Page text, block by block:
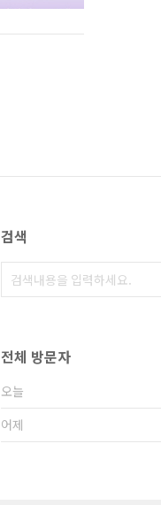
검색
전체 방문자
오늘
어제